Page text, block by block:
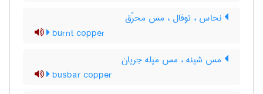
نحاس ، توفال ، مس محرّق
burnt copper
مس شینه ، مس میله جریان
busbar copper